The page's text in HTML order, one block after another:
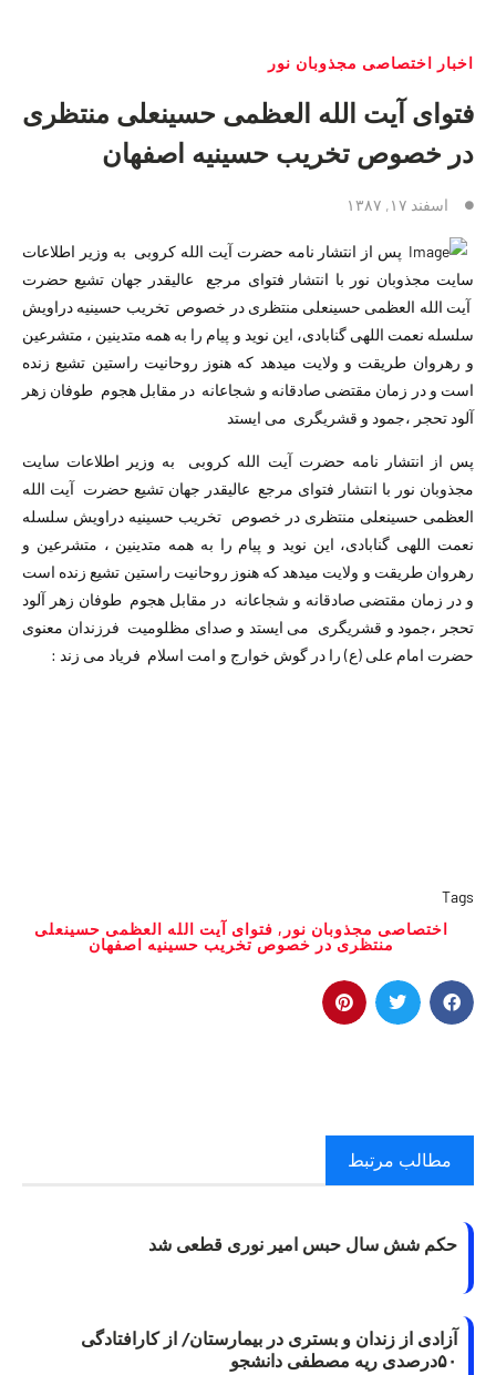
اخبار اختصاصی مجذوبان نور
فتوای آیت الله العظمی حسینعلی منتظری
در خصوص تخریب حسینیه اصفهان
اسفند ۱۷, ۱۳۸۷
پس از انتشار نامه حضرت آیت الله کروبی به وزیر اطلاعات
سایت مجذوبان نور با انتشار فتوای مرجع عالیقدر جهان تشیع حضرت
آیت الله العظمی حسینعلی منتظری در خصوص تخریب حسینیه دراویش
سلسله نعمت اللهی گنابادی، این نوید و پیام را به همه متدینین ، متشرعین
و رهروان طریقت و ولایت میدهد که هنوز روحانیت راستین تشیع زنده
است و در زمان مقتضی صادقانه و شجاعانه در مقابل هجوم طوفان زهر
آلود تحجر ،جمود و قشریگری می ایستد
پس از انتشار نامه حضرت آیت الله کروبی به وزیر اطلاعات سایت
مجذوبان نور با انتشار فتوای مرجع عالیقدر جهان تشیع حضرت آیت الله
العظمی حسینعلی منتظری در خصوص تخریب حسینیه دراویش سلسله
نعمت اللهی گنابادی، این نوید و پیام را به همه متدینین ، متشرعین و
رهروان طریقت و ولایت میدهد که هنوز روحانیت راستین تشیع زنده است
و در زمان مقتضی صادقانه و شجاعانه در مقابل هجوم طوفان زهر آلود
تحجر ،جمود و قشریگری می ایستد و صدای مظلومیت فرزندان معنوی
حضرت امام علی (ع) را در گوش خوارج و امت اسلام فریاد می زند :
Tags
اختصاصى مجذوبان نور , فتوای آیت الله العظمی حسینعلی
منتظری در خصوص تخریب حسینیه اصفهان
مطالب مرتبط
حکم شش سال حبس امیر نوری قطعی شد
آزادی از زندان و بستری در بیمارستان/ از کارافتادگی
۵۰درصدی ریه مصطفی دانشجو